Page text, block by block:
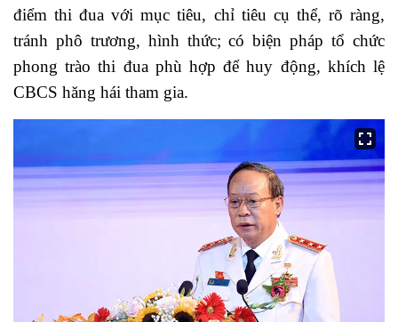
điểm thi đua với mục tiêu, chỉ tiêu cụ thể, rõ ràng,
tránh phô trương, hình thức; có biện pháp tổ chức
phong trào thi đua phù hợp để huy động, khích lệ
CBCS hăng hái tham gia.